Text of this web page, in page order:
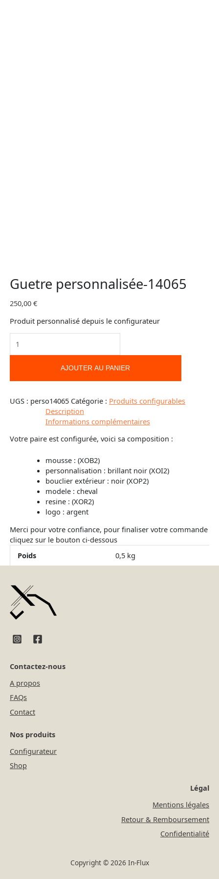
Guetre personnalisée-14065
250,00 €
Produit personnalisé depuis le configurateur
AJOUTER AU PANIER
UGS : perso14065 Catégorie : Produits configurables
Description
Informations complémentaires
Votre paire est configurée, voici sa composition :
mousse : (XOB2)
personnalisation : brillant noir (XOI2)
bouclier extérieur : noir (XOP2)
modele : cheval
resine : (XOR2)
logo : argent
Merci pour votre confiance, pour finaliser votre commande
cliquez sur le bouton ci-dessous
Poids
0,5 kg
Contactez-nous
A propos
FAQs
Contact
Nos produits
Configurateur
Shop
Légal
Mentions légales
Retour & Remboursement
Confidentialité
Copyright © 2026 In-Flux